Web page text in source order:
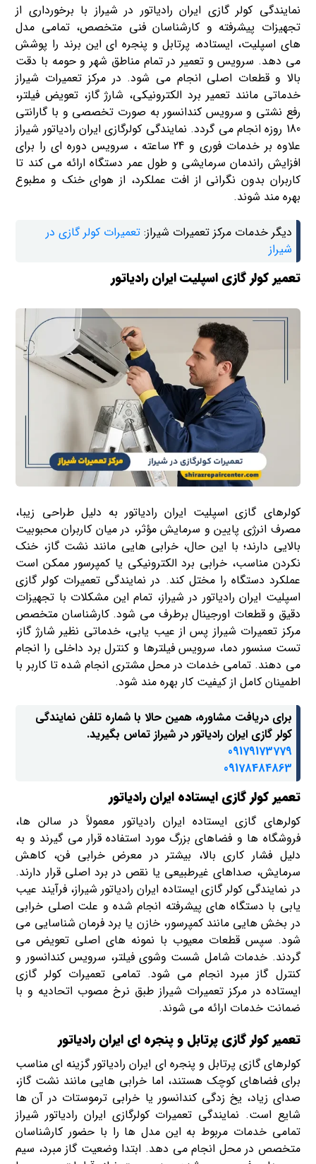
نمایندگی کولر گازی ایران رادیاتور در شیراز با برخورداری از
تجهیزات پیشرفته و کارشناسان فنی متخصص، تمامی مدل
های اسپلیت، ایستاده، پرتابل و پنجره ای این برند را پوشش
می دهد. سرویس و تعمیر در تمام مناطق شهر و حومه با دقت
بالا و قطعات اصلی انجام می شود. در مرکز تعمیرات شیراز
خدماتی مانند تعمیر برد الکترونیکی، شارژ گاز، تعویض فیلتر،
رفع نشتی و سرویس کندانسور به صورت تخصصی و با گارانتی
180 روزه انجام می گردد. نمایندگی کولرگازی ایران رادیاتور شیراز
علاوه بر خدمات فوری و 24 ساعته ، سرویس دوره ای را برای
افزایش راندمان سرمایشی و طول عمر دستگاه ارائه می کند تا
کاربران بدون نگرانی از افت عملکرد، از هوای خنک و مطبوع
بهره مند شوند.
دیگر خدمات مرکز تعمیرات شیراز:تعمیرات کولر گازی در
شیراز
تعمیر کولر گازی اسپلیت ایران رادیاتور
کولرهای گازی اسپلیت ایران رادیاتور به دلیل طراحی زیبا،
مصرف انرژی پایین و سرمایش مؤثر، در میان کاربران محبوبیت
بالایی دارند؛ با این حال، خرابی هایی مانند نشت گاز، خنک
نکردن مناسب، خرابی برد الکترونیکی یا کمپرسور ممکن است
عملکرد دستگاه را مختل کند. در نمایندگی تعمیرات کولر گازی
اسپلیت ایران رادیاتور در شیراز، تمام این مشکلات با تجهیزات
دقیق و قطعات اورجینال برطرف می شود. کارشناسان متخصص
مرکز تعمیرات شیراز پس از عیب یابی، خدماتی نظیر شارژ گاز،
تست سنسور دما، سرویس فیلترها و کنترل برد داخلی را انجام
می دهند. تمامی خدمات در محل مشتری انجام شده تا کاربر با
اطمینان کامل از کیفیت کار بهره مند شود.
برای دریافت مشاوره، همین حالا با شماره تلفن نمایندگی
کولر گازی ایران رادیاتور در شیراز تماس بگیرید.
09179173779
09178484863
تعمیر کولر گازی ایستاده ایران رادیاتور
کولرهای گازی ایستاده ایران رادیاتور معمولاً در سالن ها،
فروشگاه ها و فضاهای بزرگ مورد استفاده قرار می گیرند و به
دلیل فشار کاری بالا، بیشتر در معرض خرابی فن، کاهش
سرمایش، صداهای غیرطبیعی یا نقص در برد اصلی قرار دارند.
در نمایندگی کولر گازی ایستاده ایران رادیاتور شیراز، فرآیند عیب
یابی با دستگاه های پیشرفته انجام شده و علت اصلی خرابی
در بخش هایی مانند کمپرسور، خازن یا برد فرمان شناسایی می
شود. سپس قطعات معیوب با نمونه های اصلی تعویض می
گردند. خدمات شامل شست وشوی فیلتر، سرویس کندانسور و
کنترل گاز مبرد انجام می شود. تمامی تعمیرات کولر گازی
ایستاده در مرکز تعمیرات شیراز طبق نرخ مصوب اتحادیه و با
ضمانت خدمات ارائه می شوند.
تعمیر کولر گازی پرتابل و پنجره ای ایران رادیاتور
کولرهای گازی پرتابل و پنجره ای ایران رادیاتور گزینه ای مناسب
برای فضاهای کوچک هستند، اما خرابی هایی مانند نشت گاز،
صدای زیاد، یخ زدگی کندانسور یا خرابی ترموستات در آن ها
شایع است. نمایندگی تعمیرات کولرگازی ایران رادیاتور شیراز
تمامی خدمات مربوط به این مدل ها را با حضور کارشناسان
متخصص در محل انجام می دهد. ابتدا وضعیت گاز مبرد، سیم